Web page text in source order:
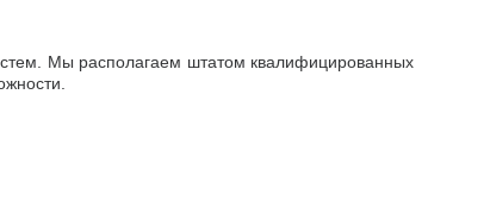
Мы располагаем штатом квалифицированных